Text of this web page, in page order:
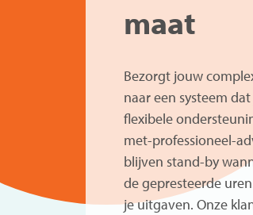
maat
Bezorgt jouw
naar een systeem
flexibele
met-professioneel-
blijven stand-by
de gepresteerde
je uitgaven. Onze